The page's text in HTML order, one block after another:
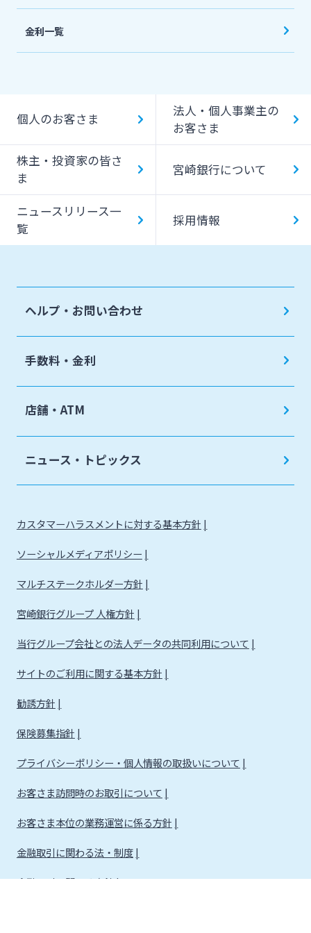
金利一覧
個人のお客さま
法人・個人事業主の
お客さま
株主・投資家の皆さ
ま
宮崎銀行について
ニュースリリース一
覧
採用情報
ヘルプ・お問い合わせ
手数料・金利
店舗・ATM
ニュース・トピックス
カスタマーハラスメントに対する基本方針
ソーシャルメディアポリシー
マルチステークホルダー方針
宮崎銀行グループ 人権方針
当行グループ会社との法人データの共同利用について
サイトのご利用に関する基本方針
勧誘方針
保険募集指針
プライバシーポリシー・個人情報の取扱いについて
お客さま訪問時のお取引について
お客さま本位の業務運営に係る方針
金融取引に関わる法・制度
金融取引に関わる方針